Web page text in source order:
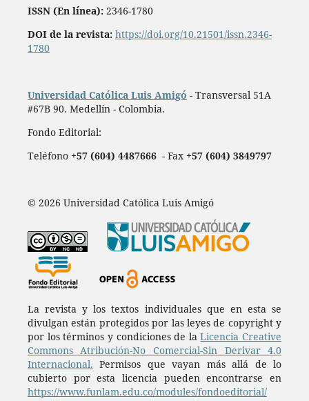
ISSN (En línea): 2346-1780
DOI de la revista: https://doi.org/10.21501/issn.2346-
1780
Universidad Católica Luis Amigó - Transversal 51A
#67B 90. Medellín - Colombia.
Fondo Editorial:
Teléfono +57 (604) 4487666- Fax +57 (604) 3849797
© 2026 Universidad Católica Luis Amigó
La revista y los textos individuales que en esta se
divulgan están protegidos por las leyes de copyright y
por los términos y condiciones de laLicencia Creative
Commons Atribución-No Comercial-Sin Derivar 4.0
Internacional. Permisos que vayan más allá de lo
cubierto por esta licencia pueden encontrarse en
https://www.funlam.edu.co/modules/fondoeditorial/